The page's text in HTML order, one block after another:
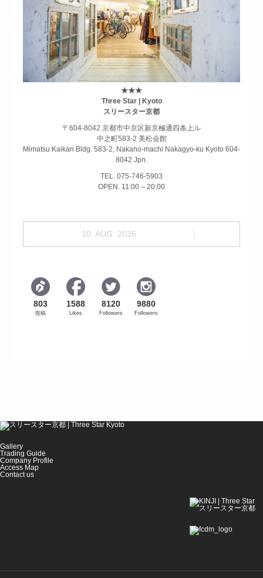
★★★
Three Star | Kyoto
スリースター京都
〒604-8042 京都市中京区新京極通四条上ル
中之町583-2 美松会館
Mimatsu Kaikan Bldg. 583-2, Nakano-machi Nakagyo-ku Kyoto 604-
8042 Jpn.
TEL. 075-746-5903
OPEN. 11:00 – 20:00
10. AUG. 2026
803
投稿
1588
Likes
8120
Followers
9880
Followers
Gallery
Trading Guide
Company Profile
Access Map
Contact us